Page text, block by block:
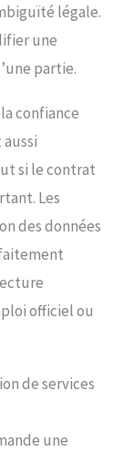
légale.
une
partie.
confiance
si le contrat
Les
des données
officiel ou
de services
une